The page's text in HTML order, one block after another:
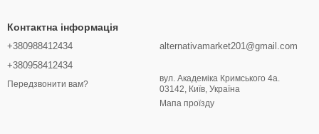
Контактна інформація
+380988412434
+380958412434
Передзвонити вам?
alternativamarket201@gmail.com
вул. Академіка Кримського 4а.
03142, Київ, Україна
Мапа проїзду